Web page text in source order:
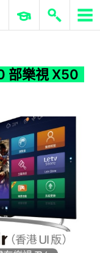
ERP 與商業 AI
部樂視 X50